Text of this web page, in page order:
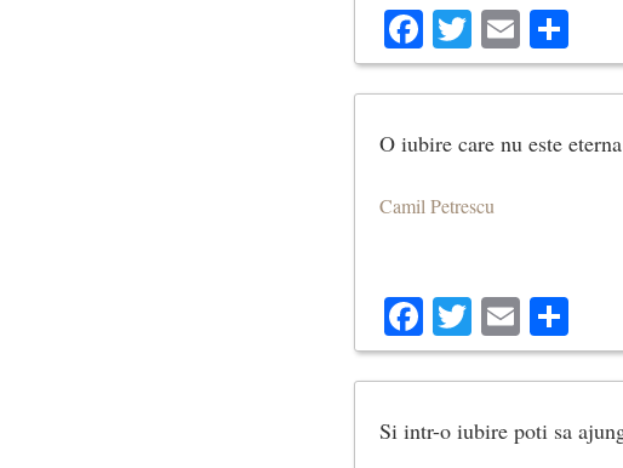
Facebook
Twitter
Email
O iubire care nu este
Camil Petrescu
Facebook
Twitter
Email
Si intr-o iubire poti sa